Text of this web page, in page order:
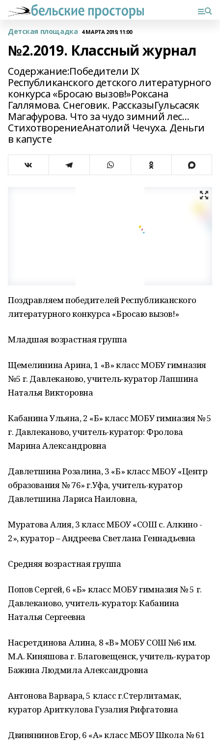
Детская площадка 4 МАРТА 2019, 11:00
№2.2019. Классный журнал
Содержание:Победители IХ
Республиканского детского литературного
конкурса «Бросаю вызов!»Роксана
Галлямова. Снеговик. РассказыГульсасяк
Магафурова. Что за чудо зимний лес…
СтихотворениеАнатолий Чечуха. Деньги
в капусте
Поздравляем победителей Республиканского
литературного конкурса «Бросаю вызов!»
Младшая возрастная группа
Щемелинина Арина, 1 «В» класс МОБУ гимназия
№5 г. Давлеканово, учитель-куратор Лапшина
Наталья Викторовна
Кабанина Ульяна, 2 «Б» класс МОБУ гимназия № 5
г. Давлеканово, учитель-куратор: Фролова
Марина Александровна
Давлетшина Розалина, 3 «Б» класс МБОУ «Центр
образования № 76» г.Уфа, учитель-куратор
Давлетшина Лариса Наиловна,
Муратова Алия, 3 класс МБОУ «СОШ с. Алкино -
2», куратор – Андреева Светлана Геннадьевна
Средняя возрастная группа
Попов Сергей, 6 «Б» класс МОБУ гимназия № 5 г.
Давлеканово, учитель-куратор: Кабанина
Наталья Сергеевна
Насретдинова Алина, 8 «В» МОБУ СОШ №6 им.
М.А. Киняшова г. Благовещенск, учитель-куратор
Бажина Людмила Александровна
Антонова Варвара, 5 класс г.Стерлитамак,
куратор Ариткулова Гузалия Рифгатовна
Двинянинов Егор, 6 «А» класс МБОУ Школа № 61